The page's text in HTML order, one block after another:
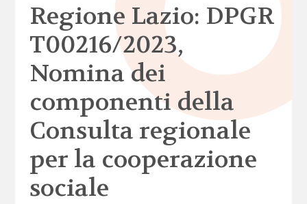
Regione Lazio: DPGR
T00216/2023,
Nomina dei
componenti della
Consulta regionale
per la cooperazione
sociale